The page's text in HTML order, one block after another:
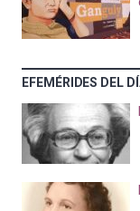
EFEMÉRIDES DEL